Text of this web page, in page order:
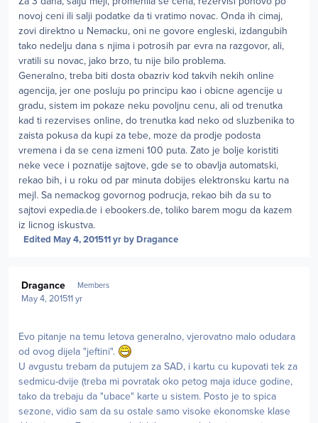
novoj ceni ili salji podatke da ti vratimo novac. Onda ih cimaj,
zovi direktno u Nemacku, oni ne govore engleski, izdangubih
tako nedelju dana s njima i potrosih par evra na razgovor, ali,
vratili su novac, jako brzo, tu nije bilo problema.
Generalno, treba biti dosta obazriv kod takvih nekih online
agencija, jer one posluju po principu kao i obicne agencije u
gradu, sistem im pokaze neku povoljnu cenu, ali od trenutka
kad ti rezervises online, do trenutka kad neko od sluzbenika to
zaista pokusa da kupi za tebe, moze da prodje podosta
vremena i da se cena izmeni 100 puta. Zato je bolje koristiti
neke vece i poznatije sajtove, gde se to obavlja automatski,
rekao bih, i u roku od par minuta dobijes elektronsku kartu na
mejl. Sa nemackog govornog podrucja, rekao bih da su to
sajtovi expedia.de i ebookers.de, toliko barem mogu da kazem
iz licnog iskustva.
Edited May 4, 201511 yrby Dragance
Dragance Members
May 4, 201511 yr
Evo pitanje na temu letova generalno, vjerovatno malo odudara
od ovog dijela "jeftini".
U avgustu trebam da putujem za SAD, i kartu cu kupovati tek za
sedmicu-dvije (treba mi povratak oko petog maja iduce godine,
tako da trebaju da "ubace" karte u sistem. Posto je to spica
sezone, vidio sam da su ostale samo visoke ekonomske klase